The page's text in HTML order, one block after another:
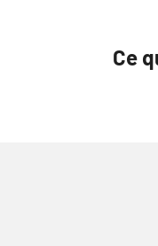
Ce